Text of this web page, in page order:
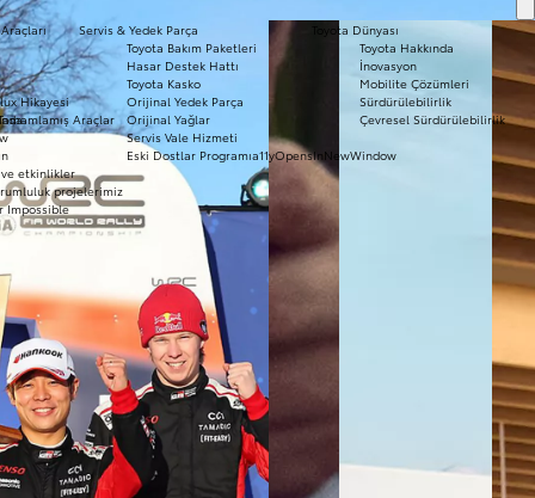
Servis & Yedek Parça
Toyota Bakım Paketleri
Hasar Destek Hattı
Toyota Kasko
Orijinal Yedek Parça
Orijinal Yağlar
Servis Vale Hizmeti
Eski Dostlar Programıa11yOpensInNewWindow
Hikayesi
Araçlar
etkinlikler
projelerimiz
Impossible
Toyota Dünyası
Toyota Hakkında
İnovasyon
Mobilite Çözümleri
Sürdürülebilirlik
Çevresel Sürdürülebilirlik